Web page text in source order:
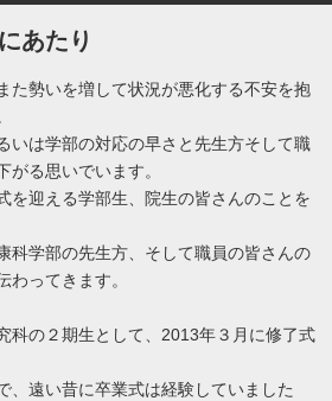
あたり
た勢いを増して状況が悪化する不安を抱
いは学部の対応の早さと先生方そして職
がる思いでいます。
を迎える学部生、院生の皆さんのことを
科学部の先生方、そして職員の皆さんの
わってきます。
科の２期生として、2013年３月に修了式
、遠い昔に卒業式は経験していました